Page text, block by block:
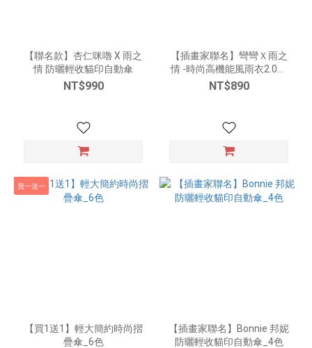
【聯名款】杏仁咪嚕 X 雨之
情 防曬輕收貓印自動傘
NT$990
【插畫家聯名】彎彎Ｘ雨之
情 -時尚高機能風雨衣2.0版
(SGS檢驗合格!)
NT$890
買一送一
【買1送1】輕大簡約時尚摺
疊傘_6色
【插畫家聯名】Bonnie 邦妮
防曬輕收貓印自動傘_4色